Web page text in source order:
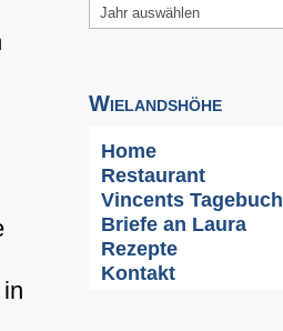
Wielandshöhe
Home
Restaurant
Vincents Tagebuch
Briefe an Laura
Rezepte
Kontakt